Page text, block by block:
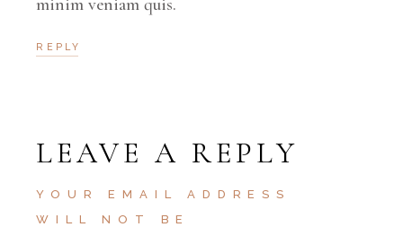
REPLY
LEAVE A REPLY
YOUR EMAIL ADDRESS
WILL NOT BE